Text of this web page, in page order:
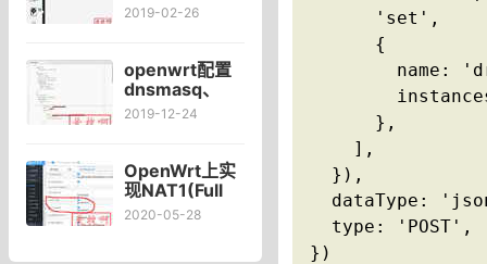
毛子开启ftp只
2019-02-26
openwrt配置
dnsmasq、
doh、v2瑞解
config.json设
置,openwrt配
置v2瑞教程
2019-12-24
OpenWrt上实
现NAT1(Full
cone NAT) 的
2020-05-28
      'set',
      {
name:
      },
    ],
  }),
dataType:
  type: 'POST',
})